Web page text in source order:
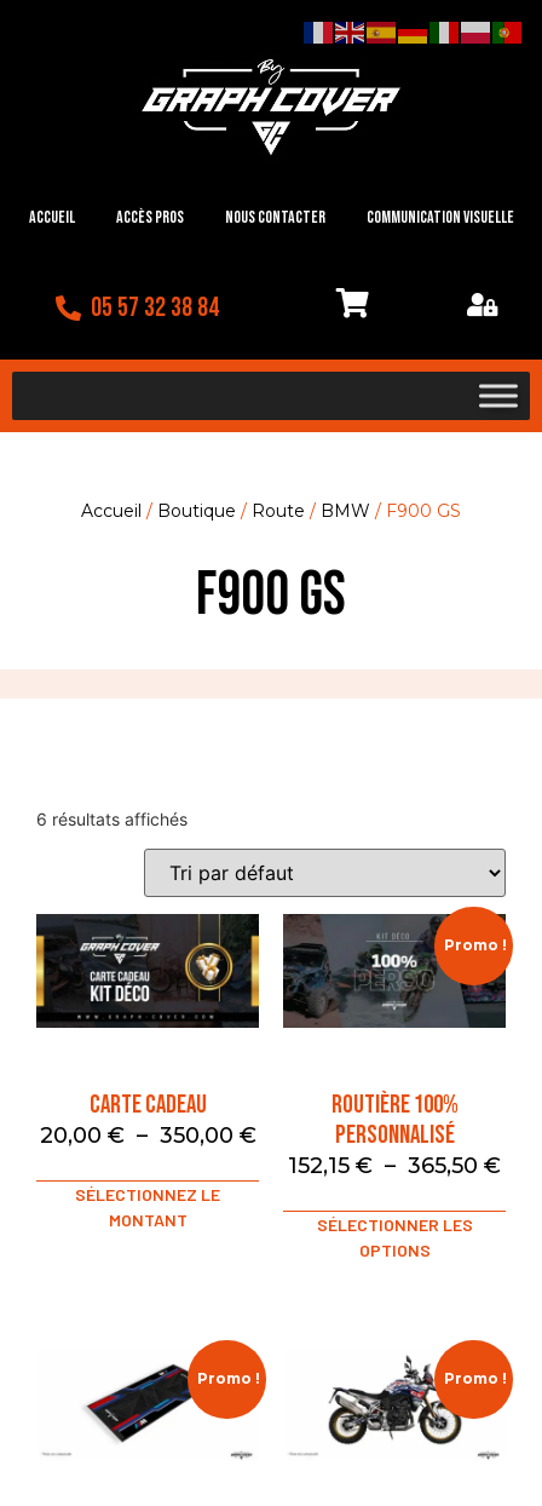
Accueil Accès Pros Nous contacter Communication visuelle
05 57 32 38 84
Accueil / Boutique / Route / BMW / F900 GS
F900 GS
6 résultats affichés
Carte Cadeau
20,00 € – 350,00 €
SÉLECTIONNEZ LE
MONTANT
Promo !
Routière 100%
Personnalisé
152,15 € – 365,50 €
SÉLECTIONNER LES
OPTIONS
Promo ! Promo !